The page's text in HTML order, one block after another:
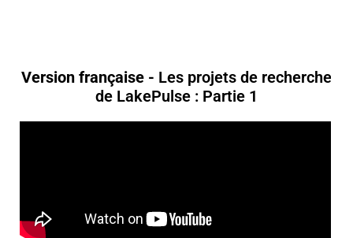
Version française - Les projets de recherche
de LakePulse : Partie 1